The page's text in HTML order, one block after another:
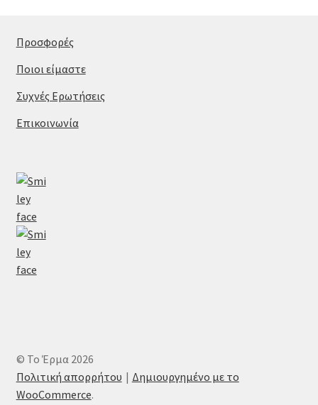
Προσφορές
Ποιοι είμαστε
Συχνές Ερωτήσεις
Επικοινωνία
© Το Έρμα 2026
Πολιτική απορρήτου
Δημιουργημένο με το
WooCommerce.